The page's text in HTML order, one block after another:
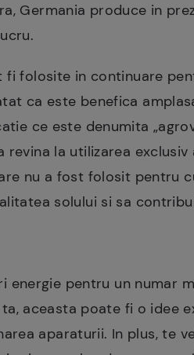
Germania produce in
fi folosite in continuare
ca este benefica
ce este denumita
revina la utilizarea
nu a fost folosit pentru
solului si sa
energie pentru un numar
aceasta poate fi o idee
aparaturii. In plus, te